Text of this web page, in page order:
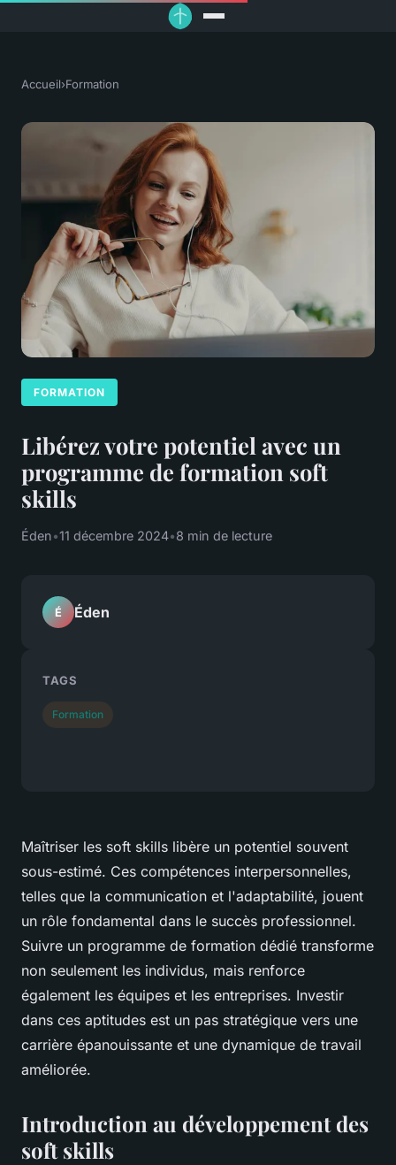
Accueil›Formation
FORMATION
Libérez votre potentiel avec un
programme de formation soft
skills
Éden•11 décembre 2024•8 min de lecture
Maîtriser les soft skills libère un potentiel souvent
sous-estimé. Ces compétences interpersonnelles,
telles que la communication et l'adaptabilité, jouent
un rôle fondamental dans le succès professionnel.
Suivre un programme de formation dédié transforme
non seulement les individus, mais renforce
également les équipes et les entreprises. Investir
dans ces aptitudes est un pas stratégique vers une
carrière épanouissante et une dynamique de travail
améliorée.
Introduction au développement des
soft skills
É Éden
TAGS
Formation